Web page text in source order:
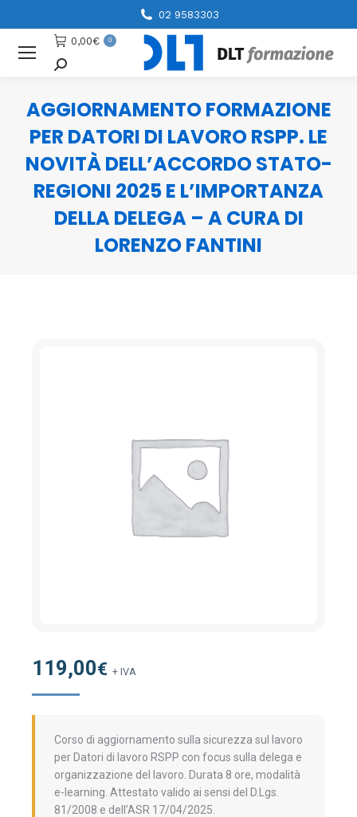
02 9583303
0,00€ 0
Cerca
AGGIORNAMENTO FORMAZIONE
PER DATORI DI LAVORO RSPP. LE
NOVITÀ DELL’ACCORDO STATO-
REGIONI 2025 E L’IMPORTANZA
DELLA DELEGA – A CURA DI
LORENZO FANTINI
119,00€ + IVA
Corso di aggiornamento sulla sicurezza sul lavoro
per Datori di lavoro RSPP con focus sulla delega e
organizzazione del lavoro. Durata 8 ore, modalità
e-learning. Attestato valido ai sensi del D.Lgs.
81/2008 e dell’ASR 17/04/2025.